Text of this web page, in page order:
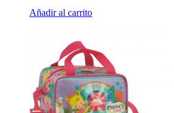
Añadir al carrito